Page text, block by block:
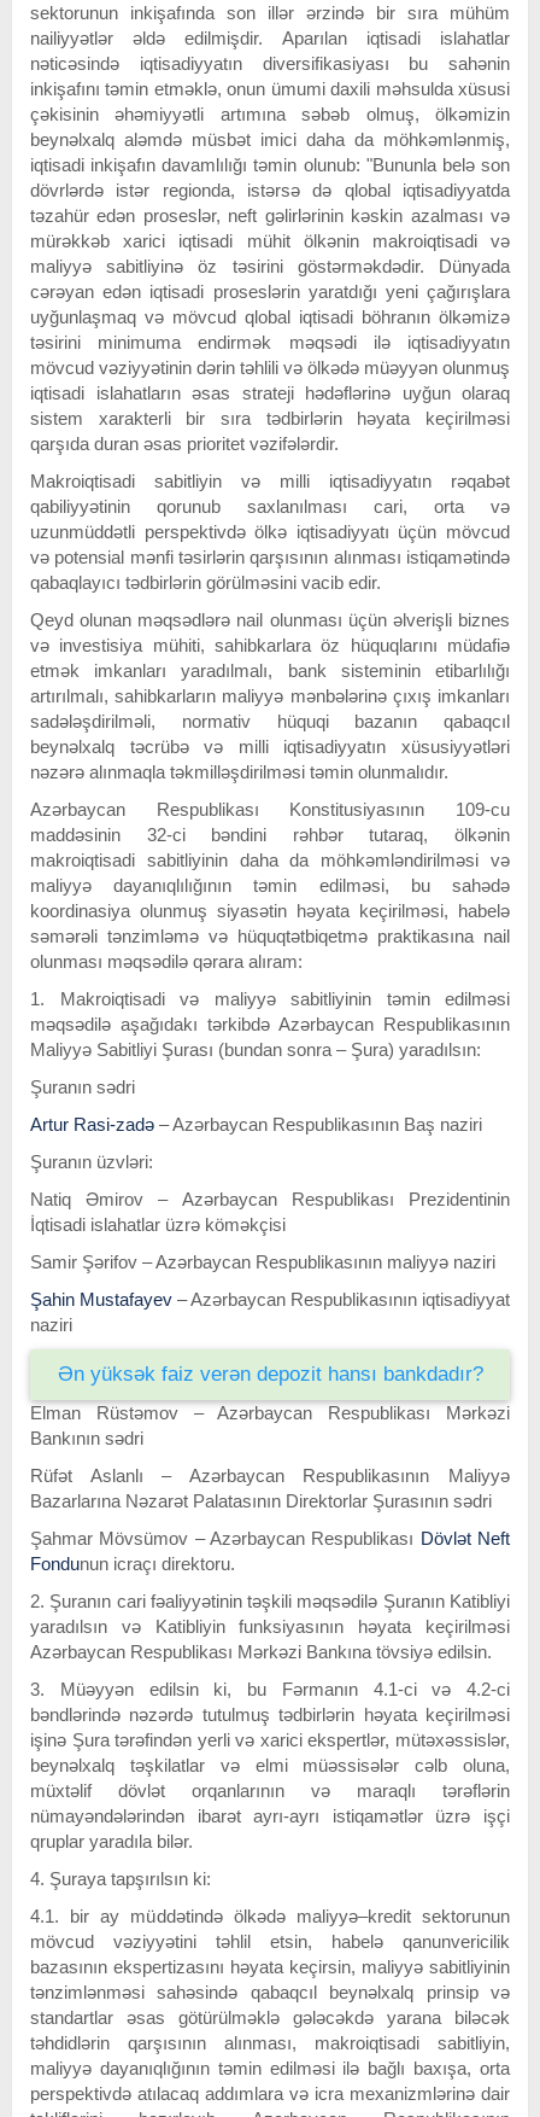
sektorunun inkişafında son illər ərzində bir sıra mühüm
nailiyyətlər əldə edilmişdir. Aparılan iqtisadi islahatlar
nəticəsində iqtisadiyyatın diversifikasiyası bu sahənin
inkişafını təmin etməklə, onun ümumi daxili məhsulda xüsusi
çəkisinin əhəmiyyətli artımına səbəb olmuş, ölkəmizin
beynəlxalq aləmdə müsbət imici daha da möhkəmlənmiş,
iqtisadi inkişafın davamlılığı təmin olunub: "Bununla belə son
dövrlərdə istər regionda, istərsə də qlobal iqtisadiyyatda
təzahür edən proseslər, neft gəlirlərinin kəskin azalması və
mürəkkəb xarici iqtisadi mühit ölkənin makroiqtisadi və
maliyyə sabitliyinə öz təsirini göstərməkdədir. Dünyada
cərəyan edən iqtisadi proseslərin yaratdığı yeni çağırışlara
uyğunlaşmaq və mövcud qlobal iqtisadi böhranın ölkəmizə
təsirini minimuma endirmək məqsədi ilə iqtisadiyyatın
mövcud vəziyyətinin dərin təhlili və ölkədə müəyyən olunmuş
iqtisadi islahatların əsas strateji hədəflərinə uyğun olaraq
sistem xarakterli bir sıra tədbirlərin həyata keçirilməsi
qarşıda duran əsas prioritet vəzifələrdir.
Makroiqtisadi sabitliyin və milli iqtisadiyyatın rəqabət
qabiliyyətinin qorunub saxlanılması cari, orta və
uzunmüddətli perspektivdə ölkə iqtisadiyyatı üçün mövcud
və potensial mənfi təsirlərin qarşısının alınması istiqamətində
qabaqlayıcı tədbirlərin görülməsini vacib edir.
Qeyd olunan məqsədlərə nail olunması üçün əlverişli biznes
və investisiya mühiti, sahibkarlara öz hüquqlarını müdafiə
etmək imkanları yaradılmalı, bank sisteminin etibarlılığı
artırılmalı, sahibkarların maliyyə mənbələrinə çıxış imkanları
sadələşdirilməli, normativ hüquqi bazanın qabaqcıl
beynəlxalq təcrübə və milli iqtisadiyyatın xüsusiyyətləri
nəzərə alınmaqla təkmilləşdirilməsi təmin olunmalıdır.
Azərbaycan Respublikası Konstitusiyasının 109-cu
maddəsinin 32-ci bəndini rəhbər tutaraq, ölkənin
makroiqtisadi sabitliyinin daha da möhkəmləndirilməsi və
maliyyə dayanıqlılığının təmin edilməsi, bu sahədə
koordinasiya olunmuş siyasətin həyata keçirilməsi, habelə
səmərəli tənzimləmə və hüquqtətbiqetmə praktikasına nail
olunması məqsədilə qərara alıram:
1. Makroiqtisadi və maliyyə sabitliyinin təmin edilməsi
məqsədilə aşağıdakı tərkibdə Azərbaycan Respublikasının
Maliyyə Sabitliyi Şurası (bundan sonra – Şura) yaradılsın:
Şuranın sədri
Artur Rasi-zadə – Azərbaycan Respublikasının Baş naziri
Şuranın üzvləri:
Natiq Əmirov – Azərbaycan Respublikası Prezidentinin
İqtisadi islahatlar üzrə köməkçisi
Samir Şərifov – Azərbaycan Respublikasının maliyyə naziri
Şahin Mustafayev – Azərbaycan Respublikasının iqtisadiyyat
naziri
Ən yüksək faiz verən depozit hansı bankdadır?
Elman Rüstəmov – Azərbaycan Respublikası Mərkəzi
Bankının sədri
Rüfət Aslanlı – Azərbaycan Respublikasının Maliyyə
Bazarlarına Nəzarət Palatasının Direktorlar Şurasının sədri
Şahmar Mövsümov – Azərbaycan Respublikası Dövlət Neft
Fondunun icraçı direktoru.
2. Şuranın cari fəaliyyətinin təşkili məqsədilə Şuranın Katibliyi
yaradılsın və Katibliyin funksiyasının həyata keçirilməsi
Azərbaycan Respublikası Mərkəzi Bankına tövsiyə edilsin.
3. Müəyyən edilsin ki, bu Fərmanın 4.1-ci və 4.2-ci
bəndlərində nəzərdə tutulmuş tədbirlərin həyata keçirilməsi
işinə Şura tərəfindən yerli və xarici ekspertlər, mütəxəssislər,
beynəlxalq təşkilatlar və elmi müəssisələr cəlb oluna,
müxtəlif dövlət orqanlarının və maraqlı tərəflərin
nümayəndələrindən ibarət ayrı-ayrı istiqamətlər üzrə işçi
qruplar yaradıla bilər.
4. Şuraya tapşırılsın ki:
4.1. bir ay müddətində ölkədə maliyyə–kredit sektorunun
mövcud vəziyyətini təhlil etsin, habelə qanunvericilik
bazasının ekspertizasını həyata keçirsin, maliyyə sabitliyinin
tənzimlənməsi sahəsində qabaqcıl beynəlxalq prinsip və
standartlar əsas götürülməklə gələcəkdə yarana biləcək
təhdidlərin qarşısının alınması, makroiqtisadi sabitliyin,
maliyyə dayanıqlığının təmin edilməsi ilə bağlı baxışa, orta
perspektivdə atılacaq addımlara və icra mexanizmlərinə dair